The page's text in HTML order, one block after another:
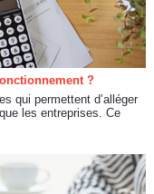
?
qui permettent d’alléger
les entreprises. Ce